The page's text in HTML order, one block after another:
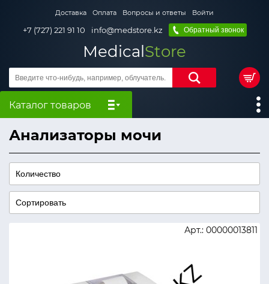
Доставка Оплата Вопросы и ответы Войти
+7 (727) 221 91 10 info@medstore.kz Обратный звонок
MedicalStore
Каталог товаров
Анализаторы мочи
Арт.: 00000013811